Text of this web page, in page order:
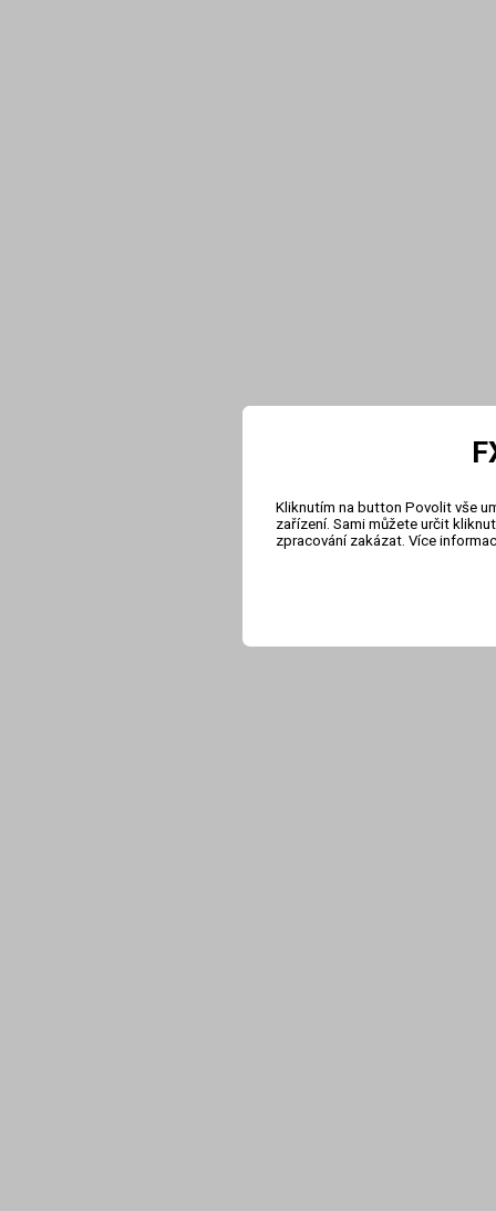
Kliknutím na button Povolit vše
zařízení. Sami můžete určit
zpracování zakázat. Více